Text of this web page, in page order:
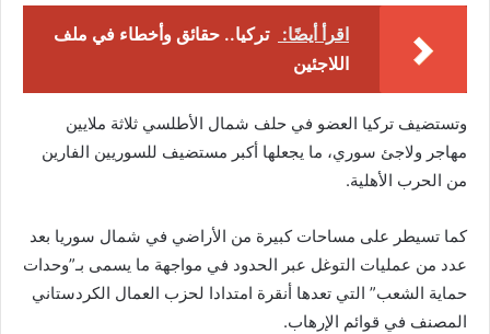
اقرأ أيضًا:
تركيا.. حقائق وأخطاء في ملف
اللاجئين
وتستضيف تركيا العضو في حلف شمال الأطلسي ثلاثة ملايين
مهاجر ولاجئ سوري، ما يجعلها أكبر مستضيف للسوريين الفارين
من الحرب الأهلية.
كما تسيطر على مساحات كبيرة من الأراضي في شمال سوريا بعد
عدد من عمليات التوغل عبر الحدود في مواجهة ما يسمى بـ”وحدات
حماية الشعب” التي تعدها أنقرة امتدادا لحزب العمال الكردستاني
المصنف في قوائم الإرهاب.